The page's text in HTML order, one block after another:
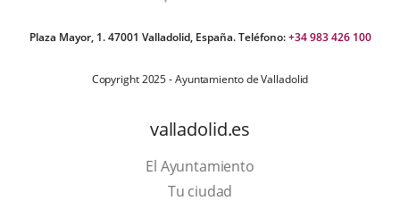
Plaza Mayor, 1. 47001 Valladolid, España. Teléfono:+34 983 426 100
Copyright 2025 - Ayuntamiento de Valladolid
valladolid.es
El Ayuntamiento
Tu ciudad